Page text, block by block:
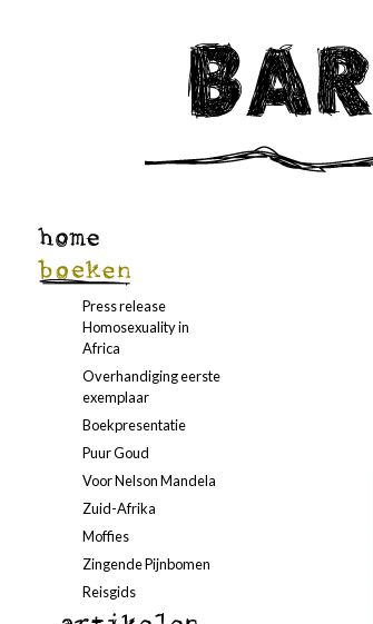
Press release
Homosexuality in
Africa
Overhandiging eerste
exemplaar
Boekpresentatie
Puur Goud
Voor Nelson Mandela
Zuid-Afrika
Moffies
Zingende Pijnbomen
Reisgids